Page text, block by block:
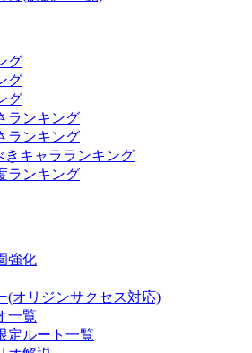
グ
グ
グ
ランキング
ランキング
きキャラランキング
ランキング
強化
(オリジンサクセス対応)
一覧
定ルート一覧